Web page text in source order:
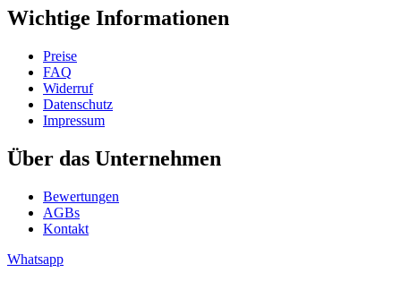
Wichtige Informationen
Preise
FAQ
Widerruf
Datenschutz
Impressum
Über das Unternehmen
Bewertungen
AGBs
Kontakt
Whatsapp